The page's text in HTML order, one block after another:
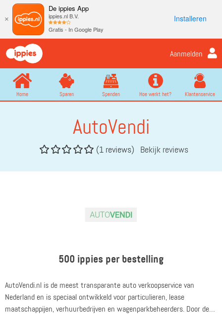
×
De ippies App
ippies.nl B.V.
Gratis - In Google Play
Installeren
Aanmelden
Home Sparen Spenden Hoe werkt het? Klantenservice
AutoVendi
(1 reviews) Bekijk reviews
500 ippies per bestelling
AutoVendi.nl is de meest transparante auto verkoopservice van
Nederland en is speciaal ontwikkeld voor particulieren, lease
maatschappijen, verhuurbedrijven en wagenparkbeheerders. Door de